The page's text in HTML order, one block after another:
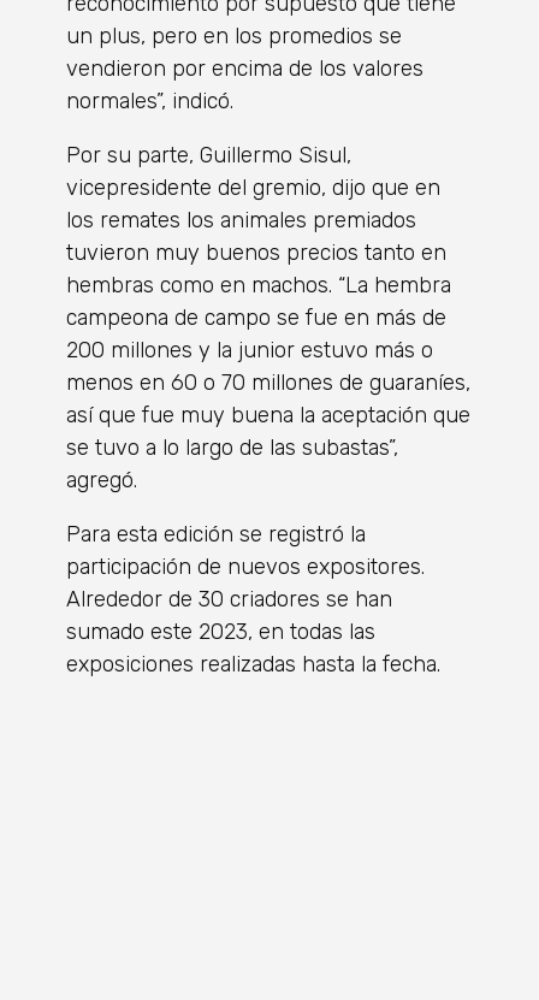
un plus, pero en los promedios se
vendieron por encima de los valores
normales”, indicó.
Por su parte, Guillermo Sisul,
vicepresidente del gremio, dijo que en
los remates los animales premiados
tuvieron muy buenos precios tanto en
hembras como en machos. “La hembra
campeona de campo se fue en más de
200 millones y la junior estuvo más o
menos en 60 o 70 millones de guaraníes,
así que fue muy buena la aceptación que
se tuvo a lo largo de las subastas”,
agregó.
Para esta edición se registró la
participación de nuevos expositores.
Alrededor de 30 criadores se han
sumado este 2023, en todas las
exposiciones realizadas hasta la fecha.